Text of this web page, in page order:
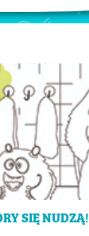
SIĘ NUDZĄ!